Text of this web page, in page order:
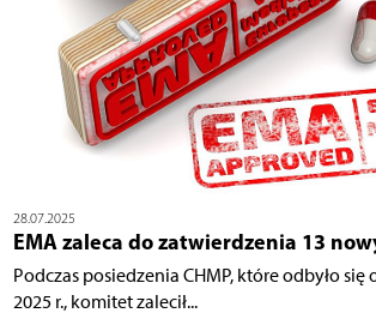
28.07.2025
EMA zaleca do zatwierdzenia 13
Podczas posiedzenia CHMP, które odbyło się
2025 r., komitet zalecił...